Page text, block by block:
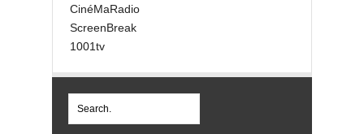
CinéMaRadio
ScreenBreak
1001tv